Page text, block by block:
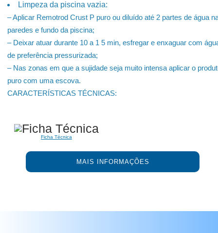
Limpeza da piscina vazia:
– Aplicar Remotrod Crust P puro ou diluído até 2 partes de água
paredes e fundo da piscina;
– Deixar atuar durante 10 a 1 5 min, esfregar e enxaguar com
de preferência pressurizada;
– Nas zonas em que a sujidade seja muito intensa aplicar o
puro com uma escova.
CARACTERÍSTICAS TÉCNICAS:
Ficha Técnica
MAIS INFORMAÇÕES